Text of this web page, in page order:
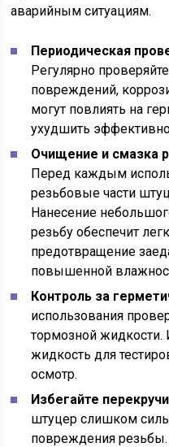
аварийным ситуациям.
Периодическая
Регулярно
повреждений,
могут повлиять на
ухудшить
Очищение и смазка
Перед каждым
резьбовые части
Нанесение
резьбу обеспечит
предотвращение
повышенной
Контроль за
использования
тормозной жидкости.
жидкость для
осмотр.
Избегайте
штуцер слишком
повреждения